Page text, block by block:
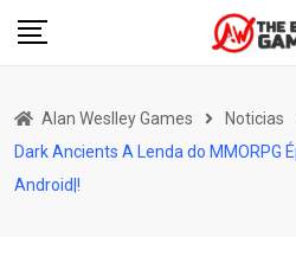
Skip
Alan Weslley Games Noticias
Dark Ancients A Lenda do MMORPG
Android|!